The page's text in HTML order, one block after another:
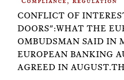
CONFLICT OF
DOORS"​:WHAT THE
OMBUDSMAN SAID IN
EUROPEAN BANKING
AGREED IN